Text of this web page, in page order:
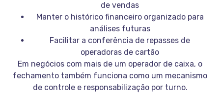
de vendas
Manter o histórico financeiro organizado para
análises futuras
Facilitar a conferência de repasses de
operadoras de cartão
Em negócios com mais de um operador de caixa, o
fechamento também funciona como um mecanismo
de controle e responsabilização por turno.